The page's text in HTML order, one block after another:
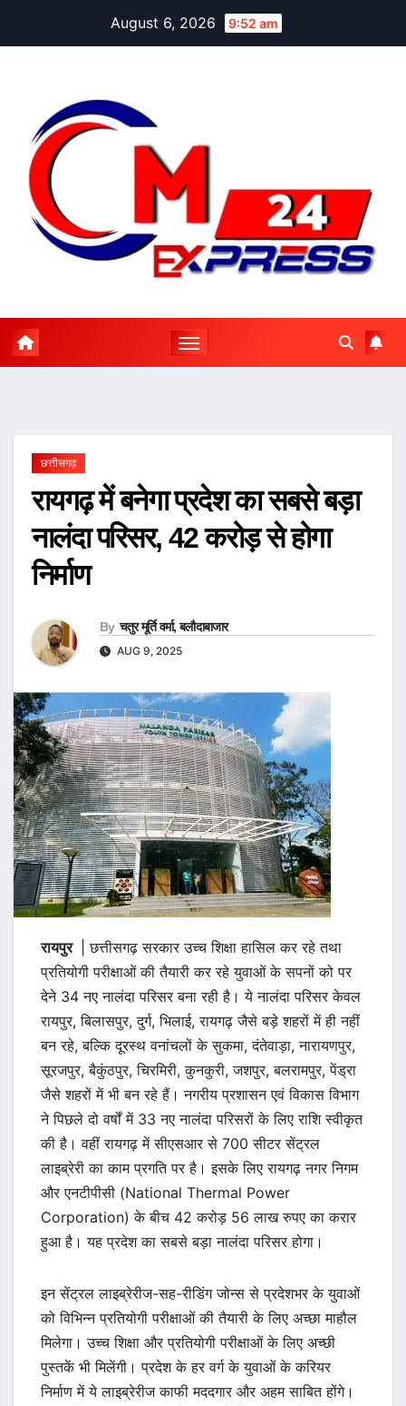
August 6, 2026 9:52 am
छत्तीसगढ़
रायगढ़ में बनेगा प्रदेश का सबसे बड़ा
नालंदा परिसर, 42 करोड़ से होगा
निर्माण
By चतुर मूर्ति वर्मा, बलौदाबाजार
AUG 9, 2025
रायपुर
| छत्तीसगढ़ सरकार उच्च शिक्षा हासिल कर रहे तथा
प्रतियोगी परीक्षाओं की तैयारी कर रहे युवाओं के सपनों को पर
देने 34 नए नालंदा परिसर बना रही है। ये नालंदा परिसर केवल
रायपुर, बिलासपुर, दुर्ग, भिलाई, रायगढ़ जैसे बड़े शहरों में ही नहीं
बन रहे, बल्कि दूरस्थ वनांचलों के सुकमा, दंतेवाड़ा, नारायणपुर,
सूरजपुर, बैकुंठपुर, चिरमिरी, कुनकुरी, जशपुर, बलरामपुर, पेंड्रा
जैसे शहरों में भी बन रहे हैं। नगरीय प्रशासन एवं विकास विभाग
ने पिछले दो वर्षों में 33 नए नालंदा परिसरों के लिए राशि स्वीकृत
की है। वहीं रायगढ़ में सीएसआर से 700 सीटर सेंट्रल
लाइब्रेरी का काम प्रगति पर है। इसके लिए रायगढ़ नगर निगम
और एनटीपीसी (National Thermal Power
Corporation) के बीच 42 करोड़ 56 लाख रुपए का करार
हुआ है। यह प्रदेश का सबसे बड़ा नालंदा परिसर होगा।
इन सेंट्रल लाइब्रेरीज-सह-रीडिंग जोन्स से प्रदेशभर के युवाओं
को विभिन्न प्रतियोगी परीक्षाओं की तैयारी के लिए अच्छा माहौल
मिलेगा। उच्च शिक्षा और प्रतियोगी परीक्षाओं के लिए अच्छी
पुस्तकें भी मिलेंगी। प्रदेश के हर वर्ग के युवाओं के करियर
निर्माण में ये लाइब्रेरीज काफी मददगार और अहम साबित होंगे।